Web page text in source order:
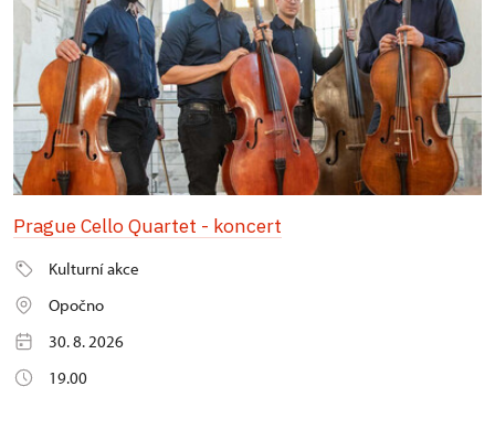
Prague Cello Quartet - koncert
Kulturní akce
Opočno
30. 8. 2026
19.00